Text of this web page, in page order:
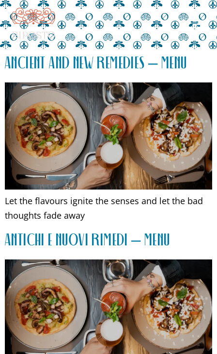
ANCIENT AND NEW REMEDIES – MENU
Let the flavours ignite the senses and let the bad
thoughts fade away
ANTICHI E NUOVI RIMEDI – MENU